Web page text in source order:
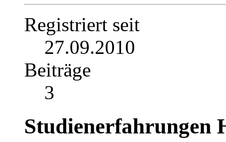
Registriert seit
27.09.2010
Beiträge
3
Studienerfahrungen